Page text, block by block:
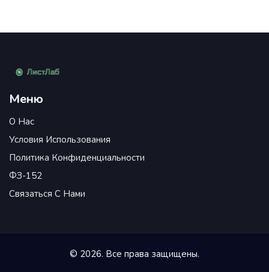
Меню
О Нас
Условия Использования
Политика Конфиденциальности
ФЗ-152
Связаться С Нами
© 2026. Все права защищены.